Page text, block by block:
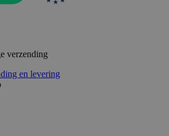
verzending
en levering